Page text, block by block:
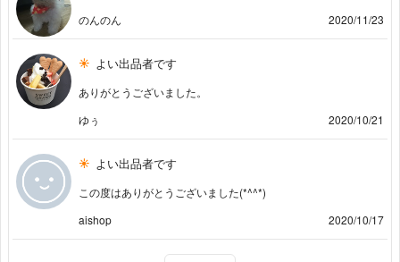
のんのん 2020/11/23
よい出品者です
ありがとうございました。
ゆぅ
2020/10/21
よい出品者です
この度はありがとうございました(*^^*)
aishop
2020/10/17